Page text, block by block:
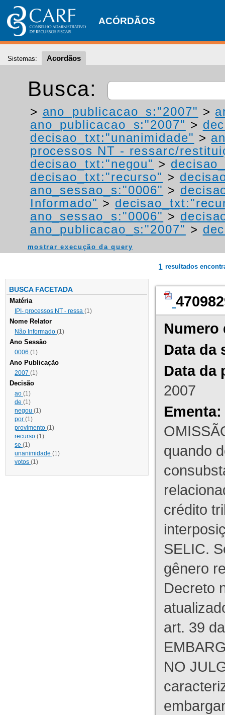
ACÓRDÃOS
Sistemas: Acordãos
Busca:
> ano_publicacao_s:"2007" >
ano_publicacao_s:"2007" >
decisao_txt:"unanimidade" >
processos NT - ressarc/
decisao_txt:"negou" >
decisao_txt:"recurso" >
ano_sessao_s:"0006" >
Informado" >
ano_sessao_s:"0006" >
ano_publicacao_s:"2007" >
mostrar execução da query
BUSCA FACETADA
Matéria
IPI- processos NT - ressa (1)
Nome Relator
Não Informado (1)
Ano Sessão
0006 (1)
Ano Publicação
2007 (1)
Decisão
ao (1)
de (1)
negou (1)
por (1)
provimento (1)
recurso (1)
se (1)
unanimidade (1)
votos (1)
1 resultados
Numero
Data da
Data da
2007
Ementa:
quando
crédito
SELIC.
gênero
Decreto
art. 39
NO